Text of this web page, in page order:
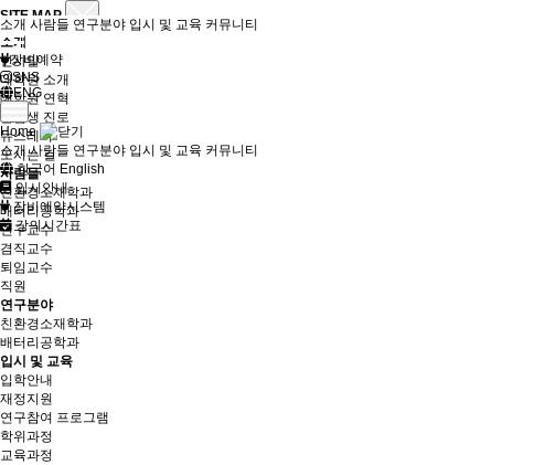
SITE MAP
소개
인사말
대학원 소개
대학원 연혁
졸업생 진로
뉴스레터
오시는 길
사람들
친환경소재학과
배터리공학과
연구교수
겸직교수
퇴임교수
직원
연구분야
친환경소재학과
배터리공학과
입시 및 교육
입학안내
재정지원
연구참여 프로그램
학위과정
교육과정
소개 사람들 연구분야 입시 및 교육 커뮤니티
장비예약
SNS
ENG
Home
소개 사람들 연구분야 입시 및 교육 커뮤니티
한국어 English
입시안내
장비예약시스템
강의시간표